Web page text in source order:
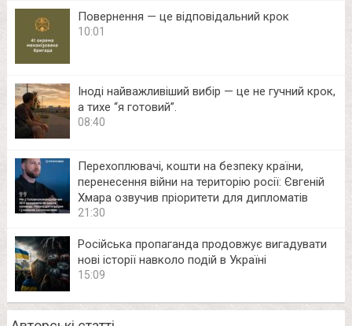
Повернення — це відповідальний крок
10:01
Іноді найважливіший вибір — це не гучний крок,
а тихе “я готовий”.
08:40
Перехоплювачі, кошти на безпеку країни,
перенесення війни на територію росії: Євгеній
Хмара озвучив пріоритети для дипломатів
21:30
Російська пропаганда продовжує вигадувати
нові історії навколо подій в Україні
15:09